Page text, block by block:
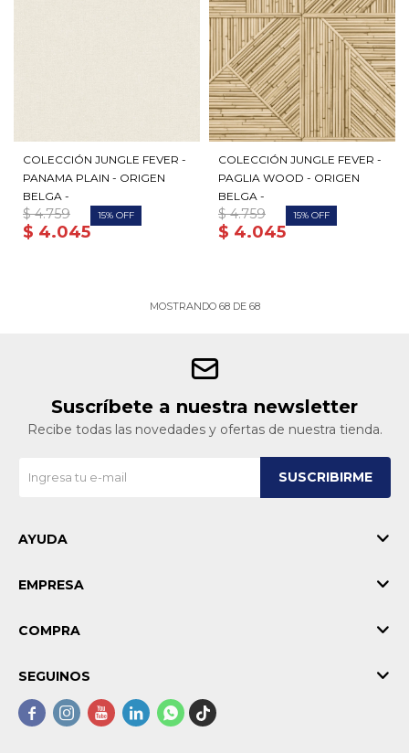
COLECCIÓN JUNGLE FEVER -
PANAMA PLAIN - ORIGEN
BELGA -
$ 4.045
$ 4.759 15
COLECCIÓN JUNGLE FEVER -
PAGLIA WOOD - ORIGEN
BELGA -
$ 4.045
$ 4.759 15
MOSTRANDO 68DE 68
Suscríbete a nuestra newsletter
Recibe todas las novedades y ofertas de nuestra tienda.
SUSCRIBIRME
AYUDA
EMPRESA
COMPRA
SEGUINOS
    